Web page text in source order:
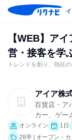
【WEB】ア
営・接客を学
トレンドを創り、熱狂
アイア株
百貨店・ア
カー、ゲー
オンライン 1日
28卒 | オープン・